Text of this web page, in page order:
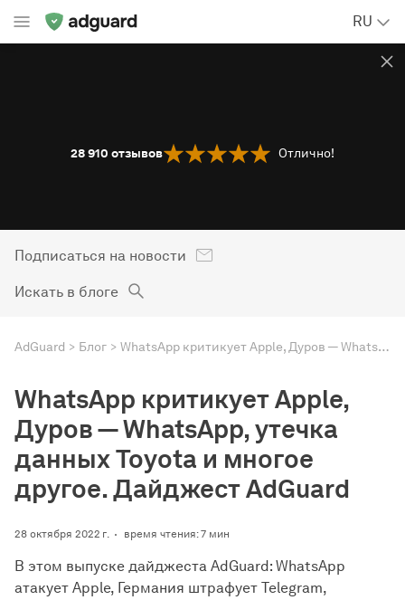
RU
28 910 отзывов Отлично!
Подписаться на новости
Искать в блоге
AdGuard Блог WhatsApp критикует Apple, Дуров — WhatsApp, утечка данных Toyota и многое другое. Дайджест AdGuard
WhatsApp критикует Apple,
Дуров — WhatsApp, утечка
данных Toyota и многое
другое. Дайджест AdGuard
28 октября 2022 г. время чтения: 7 мин
В этом выпуске дайджеста AdGuard: WhatsApp
атакует Apple, Германия штрафует Telegram,